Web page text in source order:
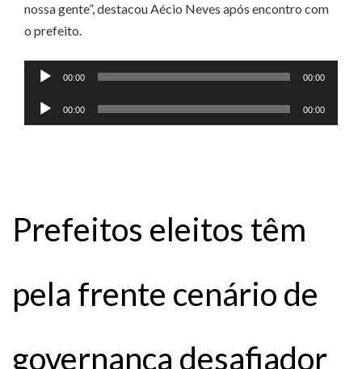
nossa gente”, destacou Aécio Neves após encontro com
o prefeito.
Tocador
áudio
00:00 00:00
Tocador
de
00:00 00:00
Prefeitos eleitos têm
pela frente cenário de
governança desafiador